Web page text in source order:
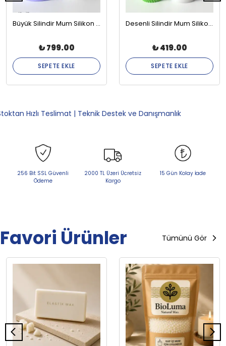
Büyük Silindir Mum Silikon Kalıbı 10x15cm
₺ 799.00
SEPETE EKLE
Desenli Silindir Mum Silikon Kalıbı ABS-7
₺ 419.00
SEPETE EKLE
Teslimat | Teknik Destek ve Danışmanlık
256 Bit SSL Güvenli
Ödeme
2000 TL Üzeri Ücretsiz
Kargo
15 Gün Kolay İade
Favori Ürünler Tümünü Gör